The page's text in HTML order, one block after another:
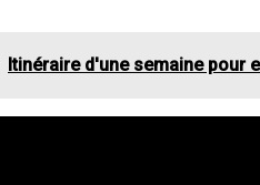
Itinéraire d'une semaine pour